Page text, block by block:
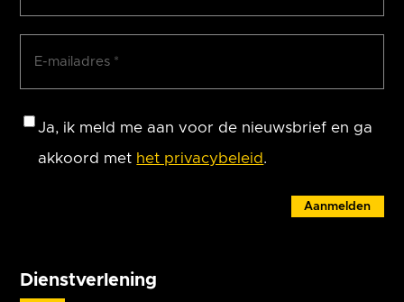
Consent
Ja, ik meld me aan voor de nieuwsbrief en ga
akkoord met het privacybeleid.
Aanmelden
Dienstverlening